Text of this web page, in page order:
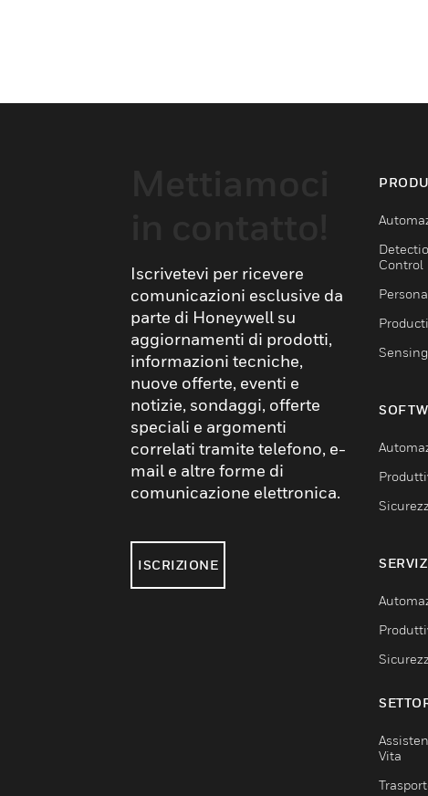
Iscrivetevi per ricevere
comunicazioni esclusive da
parte di Honeywell su
aggiornamenti di prodotti,
informazioni tecniche,
nuove offerte, eventi e
notizie, sondaggi, offerte
speciali e argomenti
correlati tramite telefono, e-
mail e altre forme di
comunicazione elettronica.
ISCRIZIONE
Control
Vita